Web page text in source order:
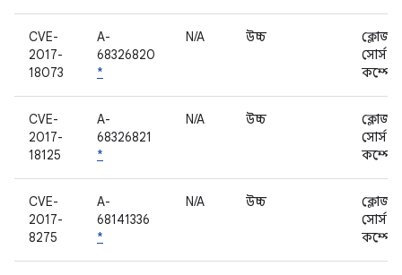
CVE-
2017-
18073
A-
68326820
*
N/A উচ্চ
ক্লোজড
সোর্স
CVE-
2017-
18125
A-
68326821
*
N/A উচ্চ
ক্লোজড
সোর্স
CVE-
2017-
8275
A-
68141336
*
N/A উচ্চ
ক্লোজড
সোর্স